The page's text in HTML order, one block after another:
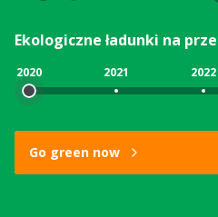
Ekologiczne ładunki na
2020 2021 2022
Go green now